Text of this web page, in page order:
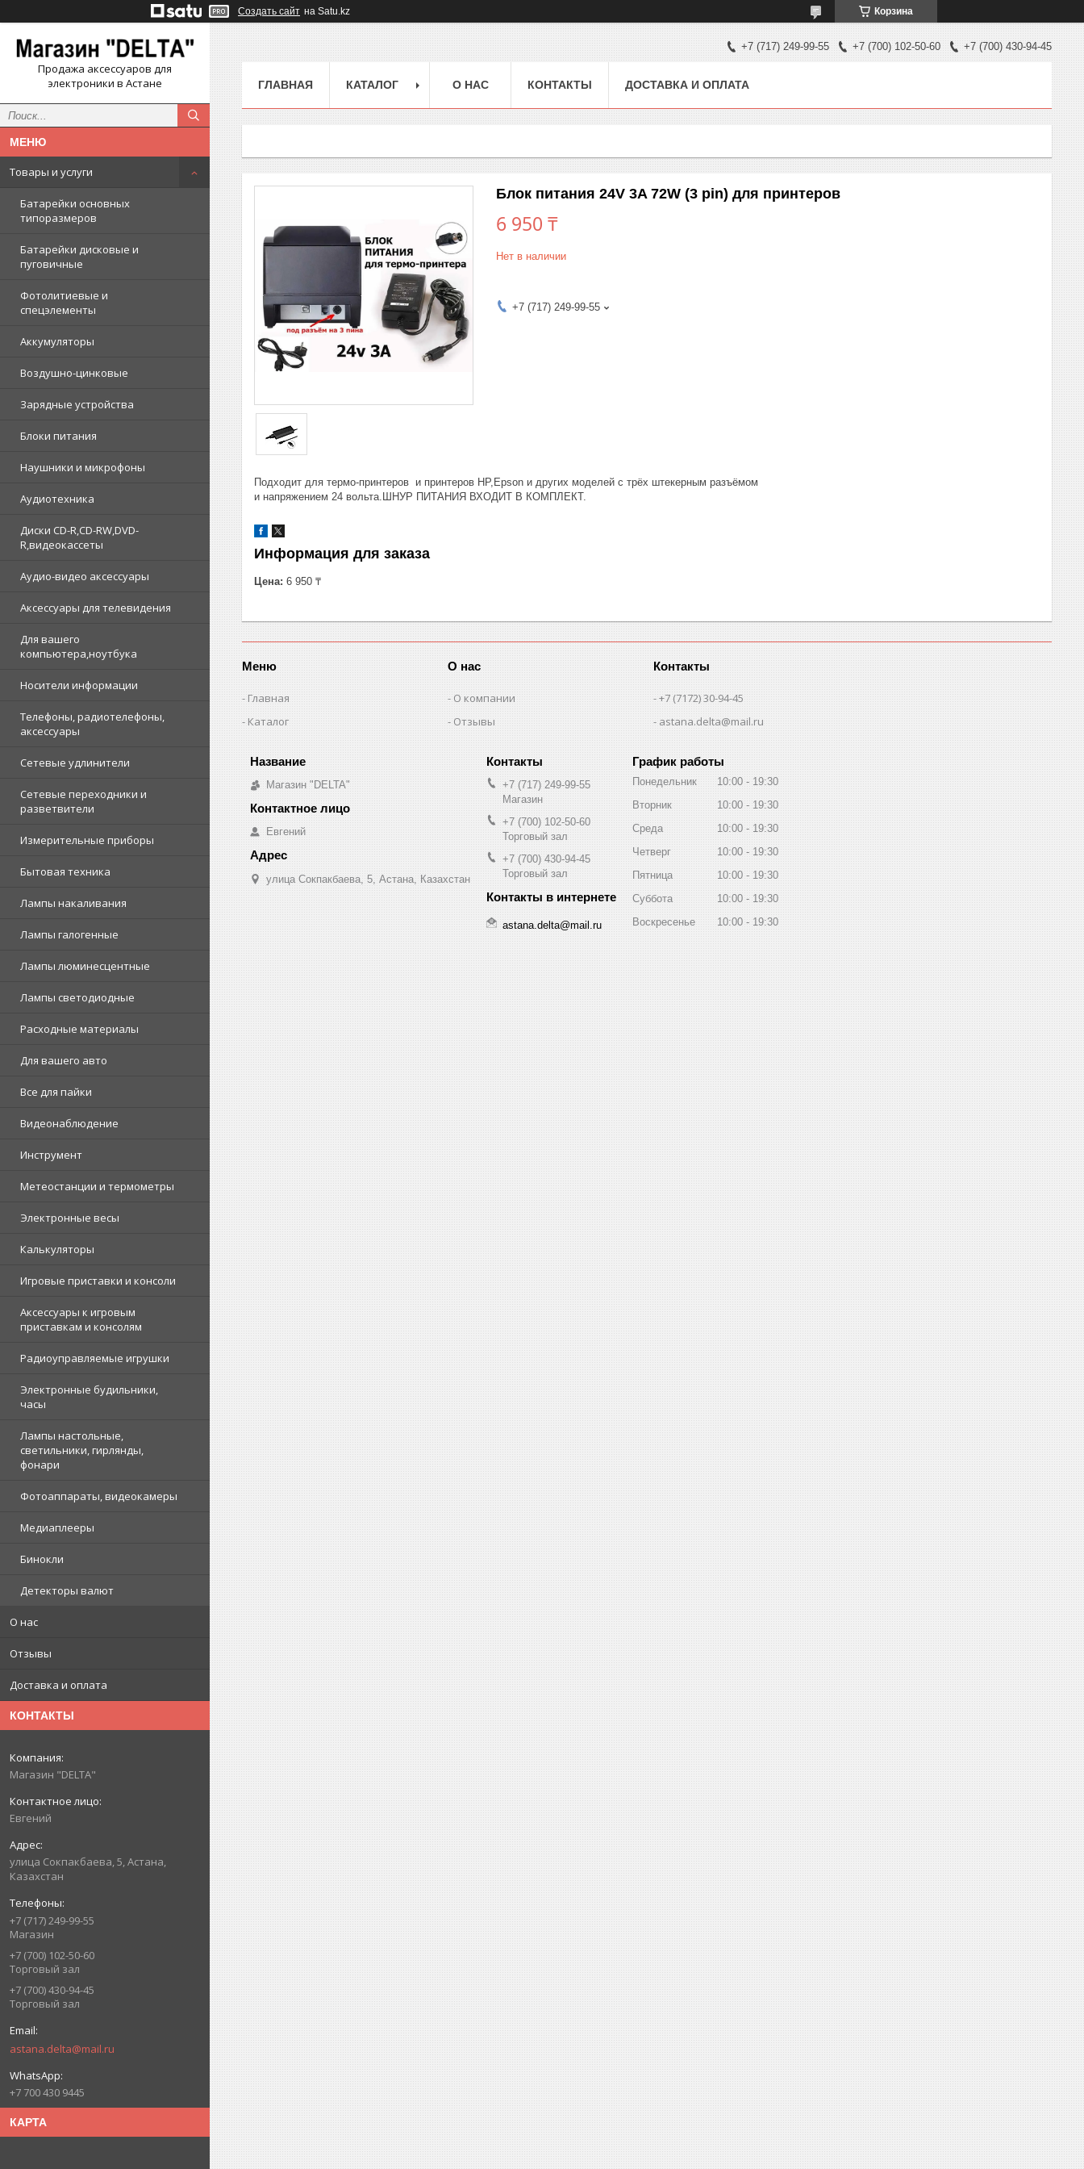
Создать сайт на Satu.kz Корзина
Продажа аксессуаров для
электроники в Астане
Товары и услуги
Батарейки основных
типоразмеров
Батарейки дисковые и
пуговичные
Фотолитиевые и
спецэлементы
Аккумуляторы
Воздушно-цинковые
Зарядные устройства
Блоки питания
Наушники и микрофоны
Аудиотехника
Диски CD-R,CD-RW,DVD-
R,видеокассеты
Аудио-видео аксессуары
Аксессуары для телевидения
Для вашего
компьютера,ноутбука
Носители информации
Телефоны, радиотелефоны,
аксессуары
Сетевые удлинители
Сетевые переходники и
разветвители
Измерительные приборы
Бытовая техника
Лампы накаливания
Лампы галогенные
Лампы люминесцентные
Лампы светодиодные
Расходные материалы
Для вашего авто
Все для пайки
Видеонаблюдение
Инструмент
Метеостанции и термометры
Электронные весы
Калькуляторы
Игровые приставки и консоли
Аксессуары к игровым
приставкам и консолям
Радиоуправляемые игрушки
Электронные будильники,
часы
Лампы настольные,
светильники, гирлянды,
фонари
Фотоаппараты, видеокамеры
Медиаплееры
Бинокли
Детекторы валют
О нас
Отзывы
Доставка и оплата
КОНТАКТЫ
Магазин "DELTA"
Евгений
улица Сокпакбаева, 5, Астана,
Казахстан
+7 (717) 249-99-55
Магазин
+7 (700) 102-50-60
Торговый зал
+7 (700) 430-94-45
Торговый зал
astana.delta@mail.ru
+7 700 430 9445
КАРТА
+7 (717) 249-99-55 +7 (700) 102-50-60 +7 (700) 430-94-45
ГЛАВНАЯ КАТАЛОГ О НАС КОНТАКТЫ ДОСТАВКА И ОПЛАТА
Блок питания 24V 3A 72W (3 pin) для принтеров
6 950 ₸
Нет в наличии
+7 (717) 249-99-55
Подходит для термо-принтеров и принтеров HP,Epson и других моделей с трёх штекерным разъёмом
и напряжением 24 вольта.ШНУР ПИТАНИЯ ВХОДИТ В КОМПЛЕКТ.
Информация для заказа
Цена: 6 950 ₸
Меню
Главная
Каталог
О нас
О компании
Отзывы
Контакты
+7 (7172) 30-94-45
astana.delta@mail.ru
Магазин "DELTA"
Евгений
улица Сокпакбаева, 5, Астана, Казахстан
+7 (717) 249-99-55
Магазин
+7 (700) 102-50-60
Торговый зал
+7 (700) 430-94-45
Торговый зал
astana.delta@mail.ru
График работы
Понедельник 10:00
19:30
Вторник
10:00
19:30
Среда
10:00
19:30
Четверг
10:00
19:30
Пятница
10:00
19:30
Суббота
10:00
19:30
Воскресенье
10:00 19:30